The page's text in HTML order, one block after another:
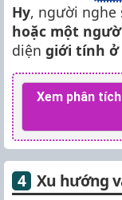
Hy, người nghe
hoặc một
diện giới tính
Xem phân
Xu hướng